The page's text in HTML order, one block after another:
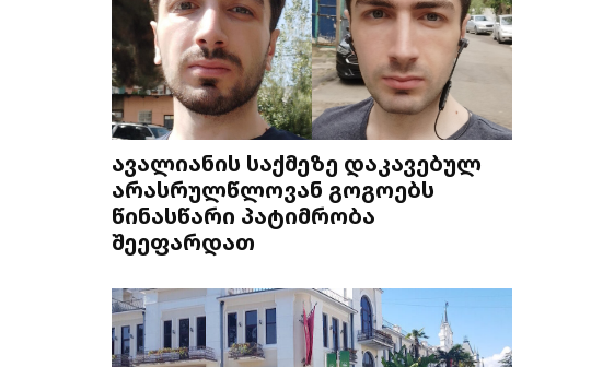
ავალიანის საქმეზე დაკავებულ
არასრულწლოვან გოგოებს
წინასწარი პატიმრობა
შეეფარდათ